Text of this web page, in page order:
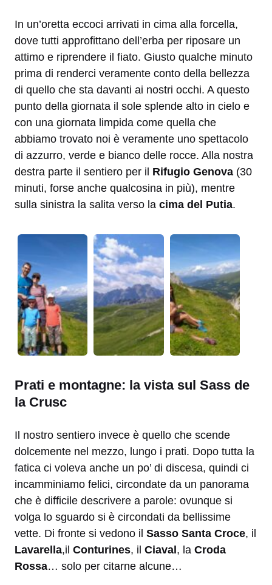
In un’oretta eccoci arrivati in cima alla forcella,
dove tutti approfittano dell’erba per riposare un
attimo e riprendere il fiato. Giusto qualche minuto
prima di renderci veramente conto della bellezza
di quello che sta davanti ai nostri occhi. A questo
punto della giornata il sole splende alto in cielo e
con una giornata limpida come quella che
abbiamo trovato noi è veramente uno spettacolo
di azzurro, verde e bianco delle rocce. Alla nostra
destra parte il sentiero per il Rifugio Genova (30
minuti, forse anche qualcosina in più), mentre
sulla sinistra la salita verso la cima del Putia.
Prati e montagne: la vista sul Sass de
la Crusc
Il nostro sentiero invece è quello che scende
dolcemente nel mezzo, lungo i prati. Dopo tutta la
fatica ci voleva anche un po’ di discesa, quindi ci
incamminiamo felici, circondate da un panorama
che è difficile descrivere a parole: ovunque si
volga lo sguardo si è circondati da bellissime
vette. Di fronte si vedono il Sasso Santa Croce, il
Lavarella,il Conturines, il Ciaval , la Croda
Rossa… solo per citarne alcune…